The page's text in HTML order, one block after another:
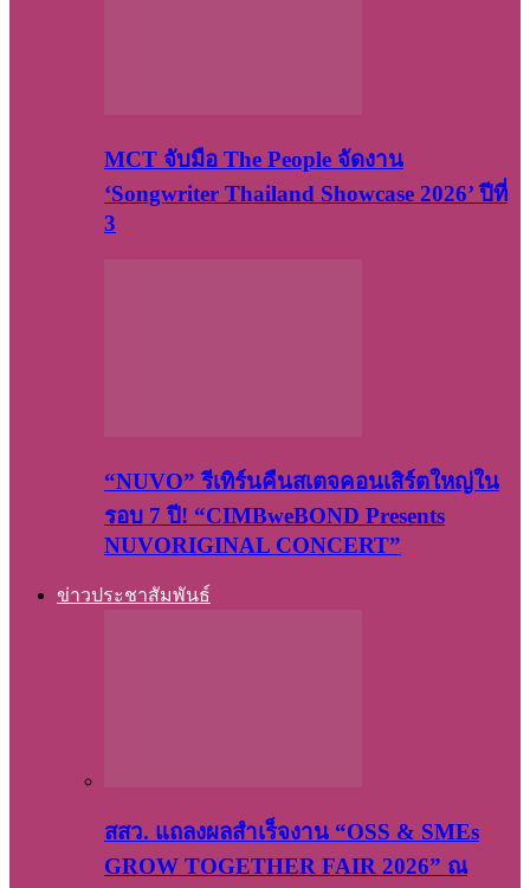
MCT จับมือ The People จัดงาน
‘Songwriter Thailand Showcase 2026’ ปีที่
3
“NUVO” รีเทิร์นคืนสเตจคอนเสิร์ตใหญ่ใน
รอบ 7 ปี! “CIMBweBOND Presents
NUVORIGINAL CONCERT”
ข่าวประชาสัมพันธ์
สสว. แถลงผลสำเร็จงาน “OSS & SMEs
GROW TOGETHER FAIR 2026” ณ